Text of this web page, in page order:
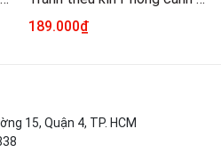
189.000₫
15, Quận 4, TP. HCM